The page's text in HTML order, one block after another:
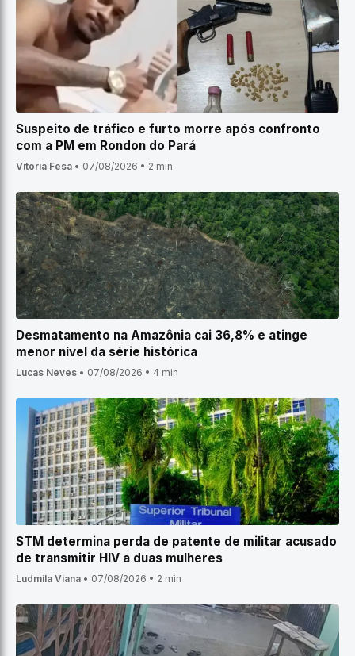
Suspeito de tráfico e furto morre após confronto
com a PM em Rondon do Pará
Vitoria Fesa • 07/08/2026 • 2 min
Desmatamento na Amazônia cai 36,8% e atinge
menor nível da série histórica
Lucas Neves • 07/08/2026 • 4 min
STM determina perda de patente de militar acusado
de transmitir HIV a duas mulheres
Ludmila Viana • 07/08/2026 • 2 min